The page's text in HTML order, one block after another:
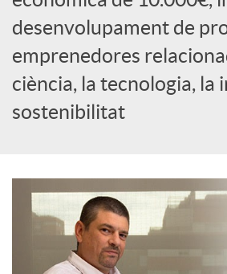
c
i
a
l
s
desenvolupament de
emprenedores
ciència, la tecnologia, la
sostenibilitat